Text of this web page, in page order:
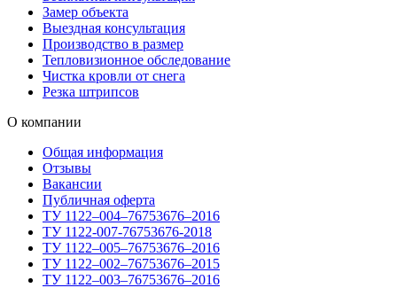
Замер объекта
Выездная консультация
Производство в размер
Тепловизионное обследование
Чистка кровли от снега
Резка штрипсов
О компании
Общая информация
Отзывы
Вакансии
Публичная оферта
ТУ 1122–004–76753676–2016
ТУ 1122-007-76753676-2018
ТУ 1122–005–76753676–2016
ТУ 1122–002–76753676–2015
ТУ 1122–003–76753676–2016